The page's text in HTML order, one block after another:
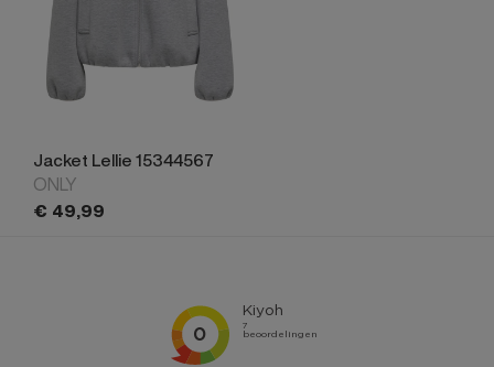
Jacket Lellie 15344567
ONLY
€ 49,99